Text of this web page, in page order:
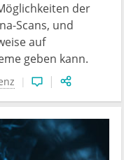
der
Scans, und
auf
geben kann.